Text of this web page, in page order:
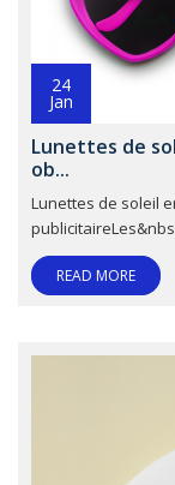
24
Jan
Lunettes de
ob...
Lunettes de soleil
READ MORE